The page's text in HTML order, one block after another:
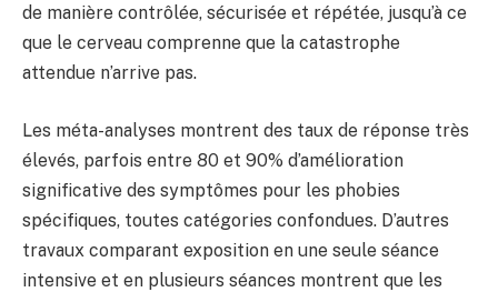
de manière contrôlée, sécurisée et répétée, jusqu’à ce
que le cerveau comprenne que la catastrophe
attendue n’arrive pas.
Les méta-analyses montrent des taux de réponse très
élevés, parfois entre 80 et 90% d’amélioration
significative des symptômes pour les phobies
spécifiques, toutes catégories confondues. D’autres
travaux comparant exposition en une seule séance
intensive et en plusieurs séances montrent que les